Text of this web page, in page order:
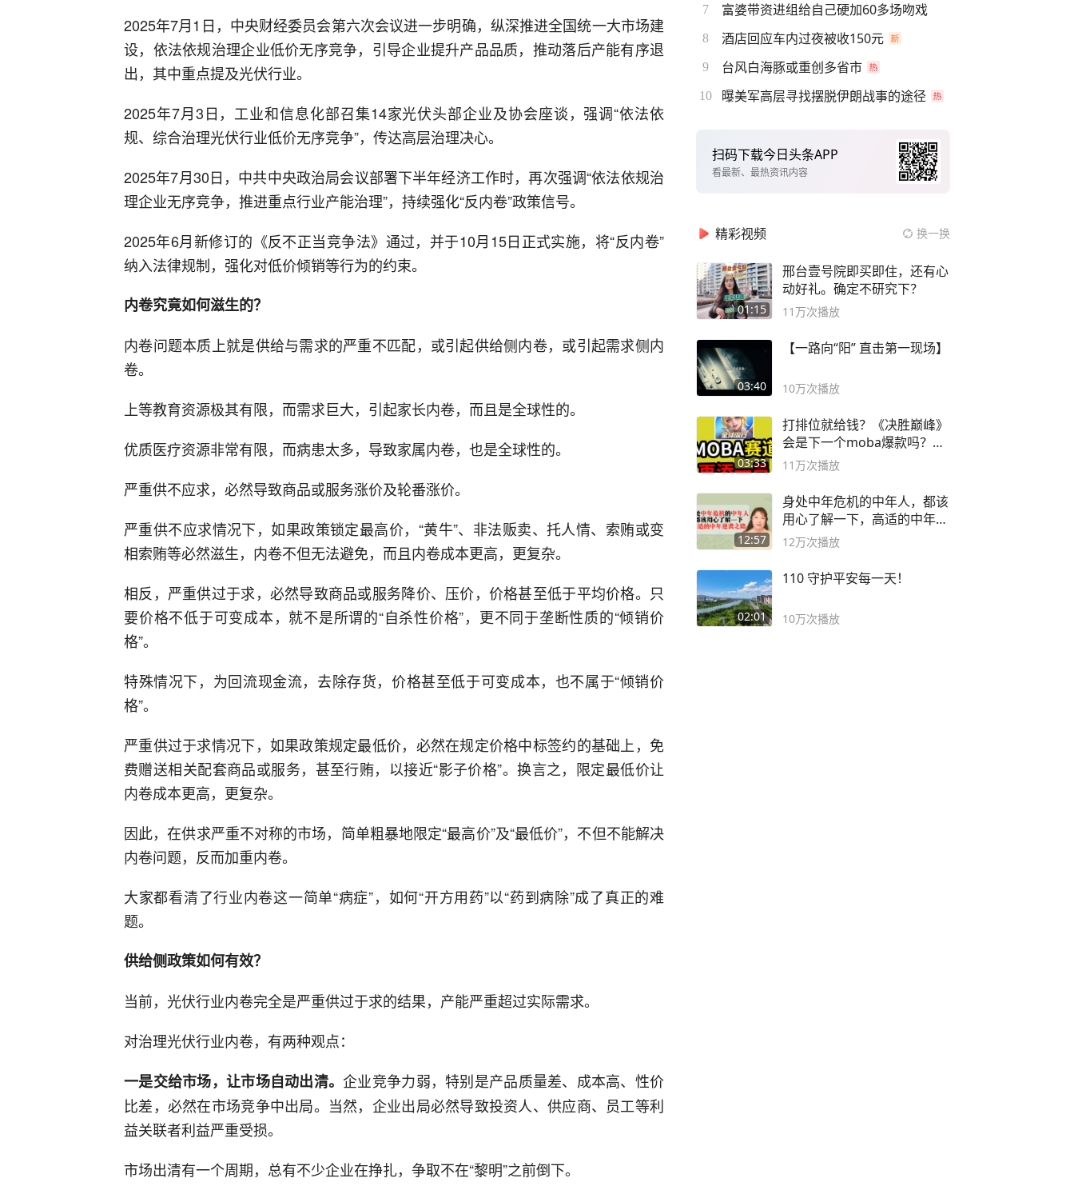
2025年7月1日，中央财经委员会第六次会议进一步明确，纵深推进全国统一大市场建
设，依法依规治理企业低价无序竞争，引导企业提升产品品质，推动落后产能有序退
出，其中重点提及光伏行业。
2025年7月3日，工业和信息化部召集14家光伏头部企业及协会座谈，强调“依法依
规、综合治理光伏行业低价无序竞争”，传达高层治理决心。
2025年7月30日，中共中央政治局会议部署下半年经济工作时，再次强调“依法依规治
理企业无序竞争，推进重点行业产能治理”，持续强化“反内卷”政策信号。
2025年6月新修订的《反不正当竞争法》通过，并于10月15日正式实施，将“反内卷”
纳入法律规制，强化对低价倾销等行为的约束。
内卷究竟如何滋生的？
内卷问题本质上就是供给与需求的严重不匹配，或引起供给侧内卷，或引起需求侧内
卷。
上等教育资源极其有限，而需求巨大，引起家长内卷，而且是全球性的。
优质医疗资源非常有限，而病患太多，导致家属内卷，也是全球性的。
严重供不应求，必然导致商品或服务涨价及轮番涨价。
严重供不应求情况下，如果政策锁定最高价，“黄牛”、非法贩卖、托人情、索贿或变
相索贿等必然滋生，内卷不但无法避免，而且内卷成本更高，更复杂。
相反，严重供过于求，必然导致商品或服务降价、压价，价格甚至低于平均价格。只
要价格不低于可变成本，就不是所谓的“自杀性价格”，更不同于垄断性质的“倾销价
格”。
特殊情况下，为回流现金流，去除存货，价格甚至低于可变成本，也不属于“倾销价
格”。
严重供过于求情况下，如果政策规定最低价，必然在规定价格中标签约的基础上，免
费赠送相关配套商品或服务，甚至行贿，以接近“影子价格”。换言之，限定最低价让
内卷成本更高，更复杂。
因此，在供求严重不对称的市场，简单粗暴地限定“最高价”及“最低价”，不但不能解决
内卷问题，反而加重内卷。
大家都看清了行业内卷这一简单“病症”，如何“开方用药”以“药到病除”成了真正的难
题。
供给侧政策如何有效？
当前，光伏行业内卷完全是严重供过于求的结果，产能严重超过实际需求。
对治理光伏行业内卷，有两种观点：
一是交给市场，让市场自动出清。 企业竞争力弱，特别是产品质量差、成本高、性价
比差，必然在市场竞争中出局。当然，企业出局必然导致投资人、供应商、员工等利
益关联者利益严重受损。
市场出清有一个周期，总有不少企业在挣扎，争取不在“黎明”之前倒下。
7 富婆带资进组给自己硬加60多场吻戏
8 酒店回应车内过夜被收150元
9 台风白海豚或重创多省市
10 曝美军高层寻找摆脱伊朗战事的途径
扫码下载今日头条APP
看最新、最热资讯内容
精彩视频 换一换
01:15
邢台壹号院即买即住，还有心
动好礼。确定不研究下？
11万次播放
03:40
【一路向“阳” 直击第一现场】
10万次播放
03:33
打排位就给钱？《决胜巅峰》
会是下一个moba爆款吗？#
决胜巅峰
11万次播放
12:57
身处中年危机的中年人，都该
用心了解一下，高适的中年逆
袭之路
12万次播放
02:01
110 守护平安每一天！
10万次播放